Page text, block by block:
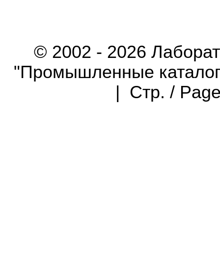
© 2002 - 2026
"Промышленные
| Стр. /